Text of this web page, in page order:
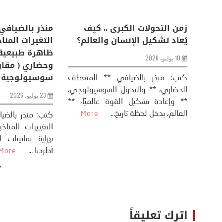
زمن التحولات
يُعاد تشكيل
10 يوليو، 2026
كتب: منذر
الحضاري، **
** وإعادة
العالم، يدخل
تحليل اخباري/ أمريكا وايران:
عودة الحرب .. و “هرمز” مربط
الفرس
8 يوليو، 2026
تحليل – منذر بالضيافي عاد الرئيس
الأمريكي دونالد ترامب إلى قصف
ايران، وذلك ردا على ما اعتبره الرئيس
اترك تعليقاً